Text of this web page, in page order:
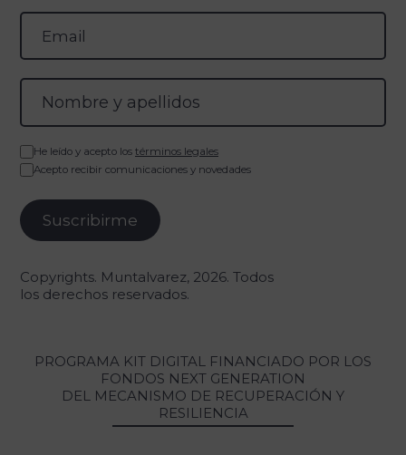
He leído y acepto los términos legales
Acepto recibir comunicaciones y novedades
Copyrights. Muntalvarez, 2026. Todos
los derechos reservados.
PROGRAMA KIT DIGITAL FINANCIADO POR LOS
FONDOS NEXT GENERATION
DEL MECANISMO DE RECUPERACIÓN Y
RESILIENCIA